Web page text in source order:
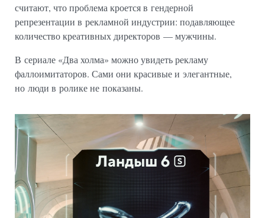
считают, что проблема кроется в гендерной
репрезентации в рекламной индустрии: подавляющее
количество креативных директоров — мужчины.
В сериале «Два холма» можно увидеть рекламу
фаллоимитаторов. Сами они красивые и элегантные,
но люди в ролике не показаны.